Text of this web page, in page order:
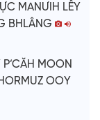
MANƯIH LÊY
BHLÂNG
MOON
OOY